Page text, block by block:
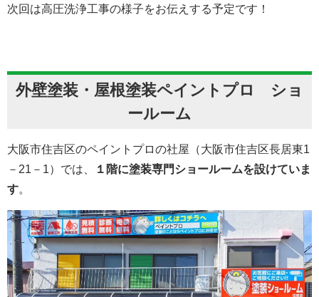
次回は高圧洗浄工事の様子をお伝えする予定です！
外壁塗装・屋根塗装ペイントプロ ショ
ールーム
大阪市住吉区のペイントプロの社屋（大阪市住吉区長居東1
－21－1）では、
１階に塗装専門ショールームを設けていま
す。